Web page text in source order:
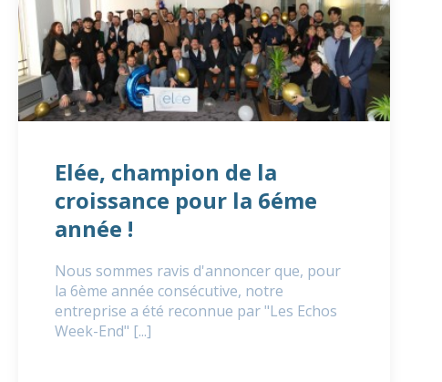
Elée, champion de la
croissance pour la 6éme
année !
Nous sommes ravis d'annoncer que, pour
la 6ème année consécutive, notre
entreprise a été reconnue par "Les Echos
Week-End" [...]